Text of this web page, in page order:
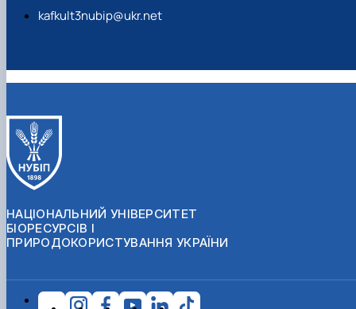
kafkult3nubip@ukr.net
НАЦІОНАЛЬНИЙ УНІВЕРСИТЕТ
БІОРЕСУРСІВ І
ПРИРОДОКОРИСТУВАННЯ УКРАЇНИ